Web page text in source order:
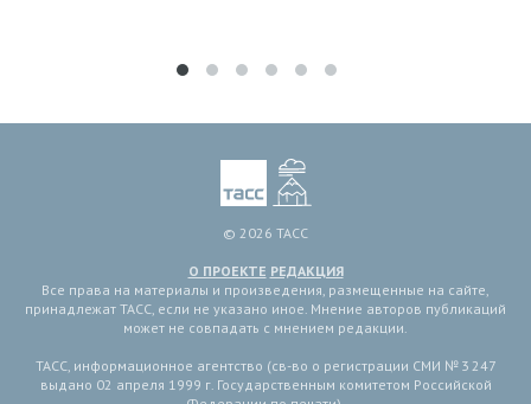
© 2026 ТАСС
О ПРОЕКТЕ РЕДАКЦИЯ
Все права на материалы и произведения, размещенные на сайте,
принадлежат ТАСС, если не указано иное. Мнение авторов публикаций
может не совпадать с мнением редакции.
ТАСС, информационное агентство (св-во о регистрации СМИ № 3 247
выдано 02 апреля 1999 г. Государственным комитетом Российской